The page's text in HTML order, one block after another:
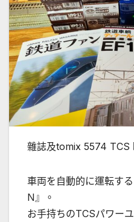
雜誌及tomix 5574 TCS
車両を自動的に運転す
N』。
お手持ちのTCSパワー